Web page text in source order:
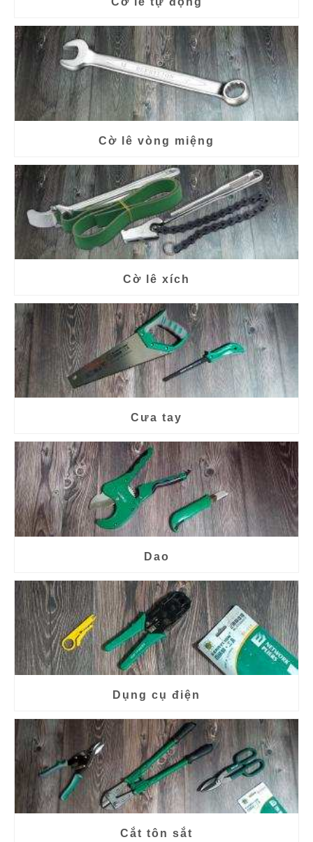
Cờ lê vòng miệng
Cờ lê xích
Cưa tay
Dao
Dụng cụ điện
Cắt tôn sắt